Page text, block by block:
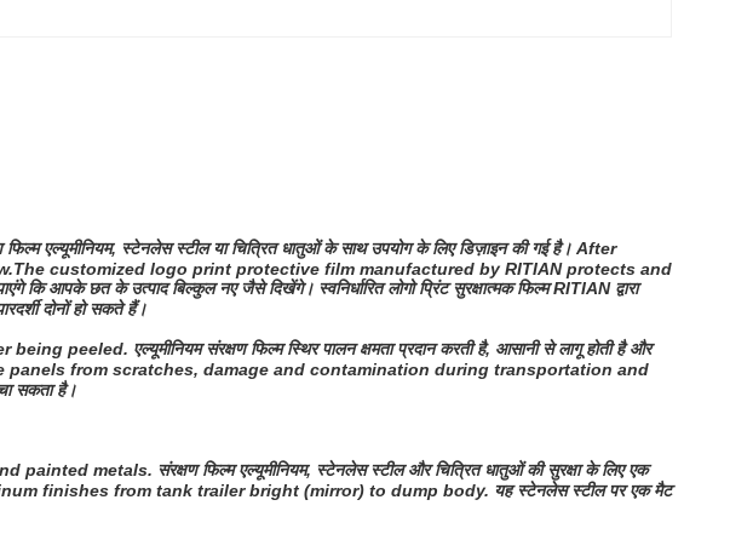
फिल्म एल्यूमीनियम, स्टेनलेस स्टील या चित्रित धातुओं के साथ उपयोग के लिए डिज़ाइन की गई है। After
customized logo print protective film manufactured by RITIAN protects and
कि आपके छत के उत्पाद बिल्कुल नए जैसे दिखेंगे। स्वनिर्धारित लोगो प्रिंट सुरक्षात्मक फिल्म RITIAN द्वारा
दोनों हो सकते हैं।
being peeled. एल्यूमीनियम संरक्षण फिल्म स्थिर पालन क्षमता प्रदान करती है, आसानी से लागू होती है और
from scratches, damage and contamination during transportation and
सकता है।
painted metals. संरक्षण फिल्म एल्यूमीनियम, स्टेनलेस स्टील और चित्रित धातुओं की सुरक्षा के लिए एक
finishes from tank trailer bright (mirror) to dump body. यह स्टेनलेस स्टील पर एक मैट